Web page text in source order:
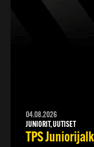
04.08.2026
JUNIORIT, UUTISET
TPS